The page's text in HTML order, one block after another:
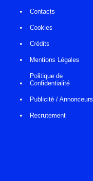
Contacts
Cookies
Crédits
Mentions Légales
Politique de
Confidentialité
Publicité / Annonceurs
Recrutement